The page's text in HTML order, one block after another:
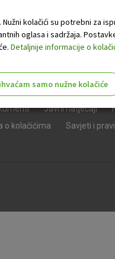
Javni natječaji
o kolačićima
Savjeti i
kolačići su potrebni za
oglasa i sadržaja.
Detaljnije informacije o
samo nužne kolačiće